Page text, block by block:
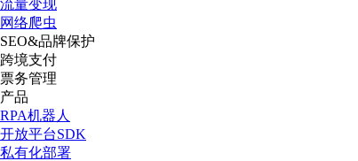
流量变现
网络爬虫
SEO&品牌保护
跨境支付
票务管理
产品
RPA机器人
开放平台SDK
私有化部署